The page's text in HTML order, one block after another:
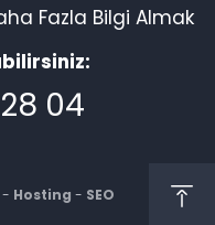
Fazla Bilgi Almak
04
- Hosting - SEO